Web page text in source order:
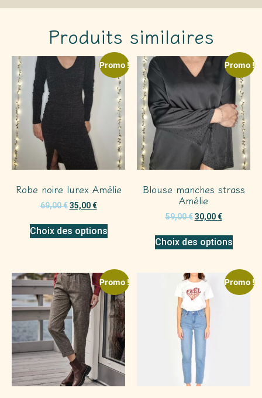
Produits similaires
Promo !
Robe noire lurex Amélie
69,00€ 35,00€
Choix des options
Promo !
Blouse manches strass
Amélie
59,00€ 30,00€
Choix des options
Promo ! Promo !